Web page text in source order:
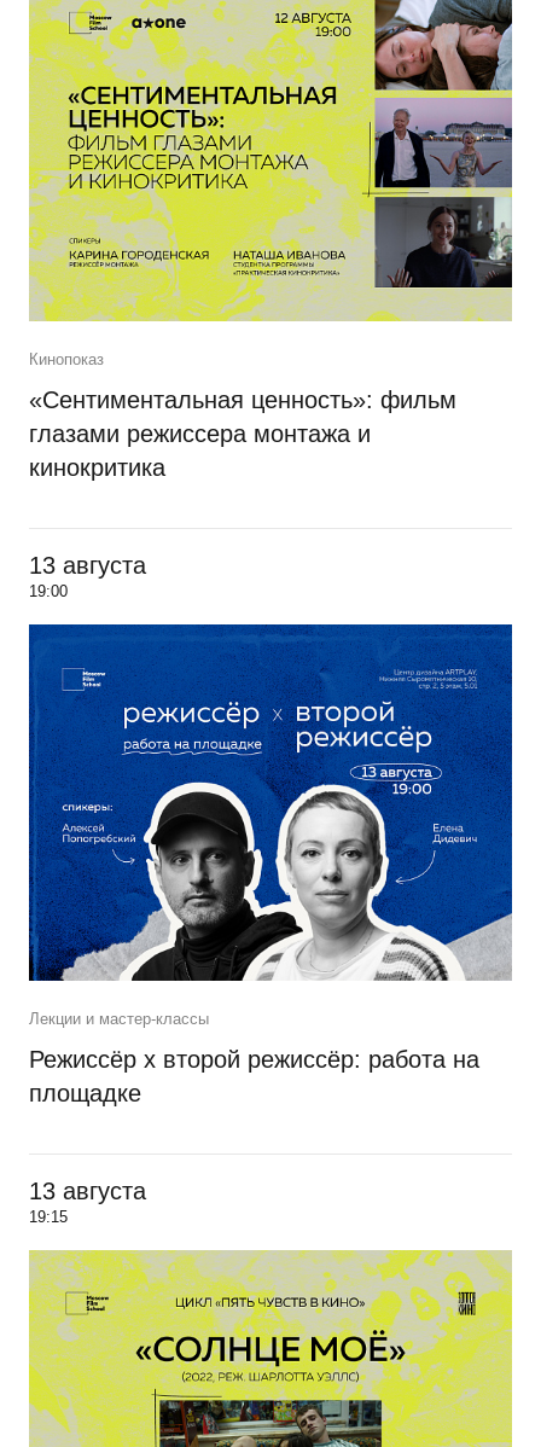
Кинопоказ
«Сентиментальная ценность»: фильм
глазами режиссера монтажа и
кинокритика
13 августа
19:00
Лекции и мастер-классы
Режиссёр х второй режиссёр: работа на
площадке
13 августа
19:15